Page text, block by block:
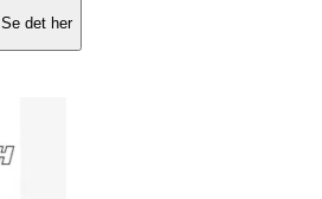
Se det her